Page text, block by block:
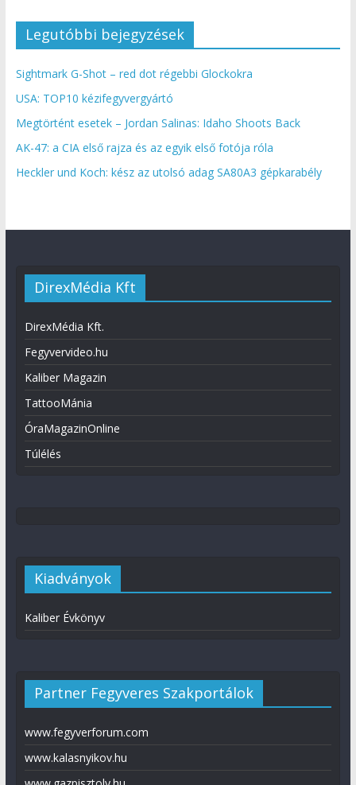
Legutóbbi bejegyzések
Sightmark G-Shot – red dot régebbi Glockokra
USA: TOP10 kézifegyvergyártó
Megtörtént esetek – Jordan Salinas: Idaho Shoots Back
AK-47: a CIA első rajza és az egyik első fotója róla
Heckler und Koch: kész az utolsó adag SA80A3 gépkarabély
DirexMédia Kft
DirexMédia Kft.
Fegyvervideo.hu
Kaliber Magazin
TattooMánia
ÓraMagazinOnline
Túlélés
Kiadványok
Kaliber Évkönyv
Partner Fegyveres Szakportálok
www.fegyverforum.com
www.kalasnyikov.hu